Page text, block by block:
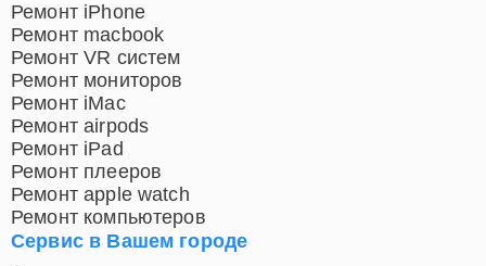
Сервис в Вашем городе
Ремонт iPhone
Ремонт macbook
Ремонт VR систем
Ремонт мониторов
Ремонт iMac
Ремонт airpods
Ремонт iPad
Ремонт плееров
Ремонт apple watch
Ремонт компьютеров